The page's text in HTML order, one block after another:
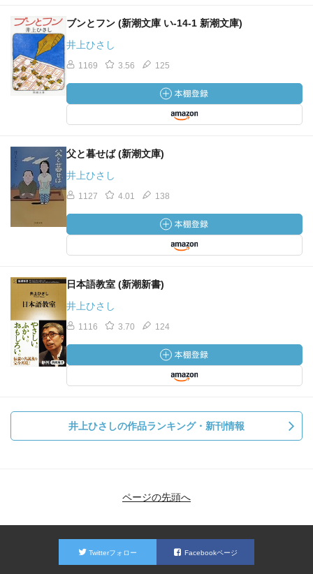
ブンとフン (新潮文庫 い-14-1 新潮文庫)
井上ひさし
1169 3.56 125
父と暮せば (新潮文庫)
井上ひさし
1127 4.01 138
日本語教室 (新潮新書)
井上ひさし
1116 3.70 124
井上ひさしの作品ランキング・新刊情報
ページの先頭へ
Twitterフォロー Facebookページ